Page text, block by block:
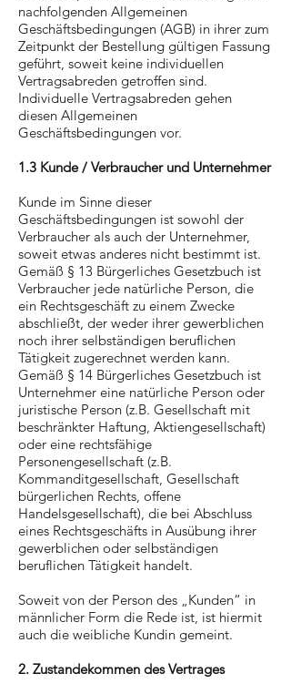
nachfolgenden Allgemeinen
Geschäftsbedingungen (AGB) in ihrer zum
Zeitpunkt der Bestellung gültigen Fassung
geführt, soweit keine individuellen
Vertragsabreden getroffen sind.
Individuelle Vertragsabreden gehen
diesen Allgemeinen
Geschäftsbedingungen vor.
1.3 Kunde / Verbraucher und Unternehmer
Kunde im Sinne dieser
Geschäftsbedingungen ist sowohl der
Verbraucher als auch der Unternehmer,
soweit etwas anderes nicht bestimmt ist.
Gemäß § 13 Bürgerliches Gesetzbuch ist
Verbraucher jede natürliche Person, die
ein Rechtsgeschäft zu einem Zwecke
abschließt, der weder ihrer gewerblichen
noch ihrer selbständigen beruflichen
Tätigkeit zugerechnet werden kann.
Gemäß § 14 Bürgerliches Gesetzbuch ist
Unternehmer eine natürliche Person oder
juristische Person (z.B. Gesellschaft mit
beschränkter Haftung, Aktiengesellschaft)
oder eine rechtsfähige
Personengesellschaft (z.B.
Kommanditgesellschaft, Gesellschaft
bürgerlichen Rechts, offene
Handelsgesellschaft), die bei Abschluss
eines Rechtsgeschäfts in Ausübung ihrer
gewerblichen oder selbständigen
beruflichen Tätigkeit handelt.
Soweit von der Person des „Kunden“ in
männlicher Form die Rede ist, ist hiermit
auch die weibliche Kundin gemeint.
2. Zustandekommen des Vertrages